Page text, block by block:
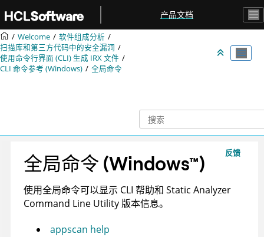
产品文档
Welcome
软件组成分析
扫描库和第三方代码中的安全漏洞
使用命令行界面 (CLI) 生成 IRX文件
CLI 命令参考 (Windows)
全局命令
反馈
全局命令 (Windows™)
使用全局命令可以显示 CLI 帮助和 Static Analyzer
Command Line Utility 版本信息。
appscan help